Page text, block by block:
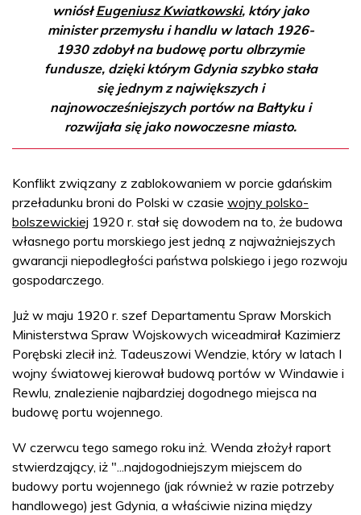
wniósłEugeniusz Kwiatkowski, który jako
minister przemysłu i handlu w latach 1926-
1930 zdobył na budowę portu olbrzymie
fundusze, dzięki którym Gdynia szybko stała
się jednym z największych i
najnowocześniejszych portów na Bałtyku i
rozwijała się jako nowoczesne miasto.
Konflikt związany z zablokowaniem w porcie gdańskim
przeładunku broni do Polski w czasie wojny polsko-
bolszewickiej 1920 r. stał się dowodem na to, że budowa
własnego portu morskiego jest jedną z najważniejszych
gwarancji niepodległości państwa polskiego i jego rozwoju
gospodarczego.
Już w maju 1920 r. szef Departamentu Spraw Morskich
Ministerstwa Spraw Wojskowych wiceadmirał Kazimierz
Porębski zlecił inż. Tadeuszowi Wendzie, który w latach I
wojny światowej kierował budową portów w Windawie i
Rewlu, znalezienie najbardziej dogodnego miejsca na
budowę portu wojennego.
W czerwcu tego samego roku inż. Wenda złożył raport
stwierdzający, iż "...najdogodniejszym miejscem do
budowy portu wojennego (jak również w razie potrzeby
handlowego) jest Gdynia, a właściwie nizina między